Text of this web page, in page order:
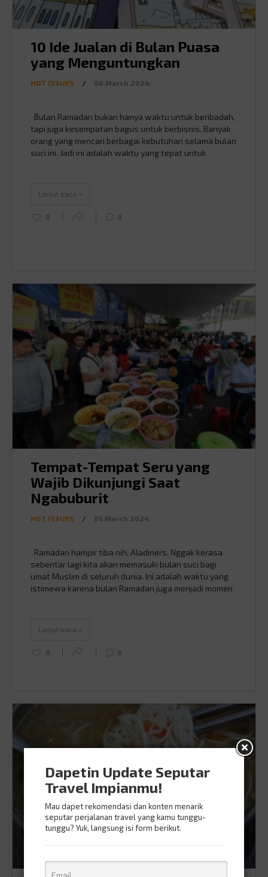
10 Ide Jualan di Bulan Puasa
yang Menguntungkan
HOT ISSUES / 06.March.2024
Bulan Ramadan bukan hanya waktu untuk beribadah,
tapi juga kesempatan bagus untuk berbisnis. Banyak
orang yang mencari berbagai kebutuhan selama bulan
suci ini. Jadi ini adalah waktu yang tepat untuk
bulan puasa: …
Lanjut baca >
0 0
Tempat-Tempat Seru yang
Wajib Dikunjungi Saat
Ngabuburit
HOT ISSUES / 05.March.2024
Ramadan hampir tiba nih, Aladiners. Nggak kerasa
sebentar lagi kita akan memasuki bulan suci bagi
umat Muslim di seluruh dunia. Ini adalah waktu yang
istimewa karena bulan Ramadan juga menjadi momen
Sekarang ngabuburit nggak pernah …
Lanjut baca >
0 0
Dapetin Update Seputar
Travel Impianmu!
Mau dapet rekomendasi dan konten menarik
seputar perjalanan travel yang kamu tunggu-
tunggu? Yuk, langsung isi form berikut.